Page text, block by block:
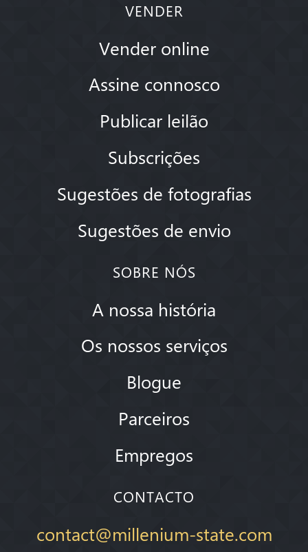
VENDER
Vender online
Assine connosco
Publicar leilão
Subscrições
Sugestões de fotografias
Sugestões de envio
SOBRE NÓS
A nossa história
Os nossos serviços
Blogue
Parceiros
Empregos
CONTACTO
contact@millenium-state.com